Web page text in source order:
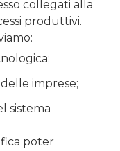
collegati alla
produttivi.
imprese;
sistema
poter